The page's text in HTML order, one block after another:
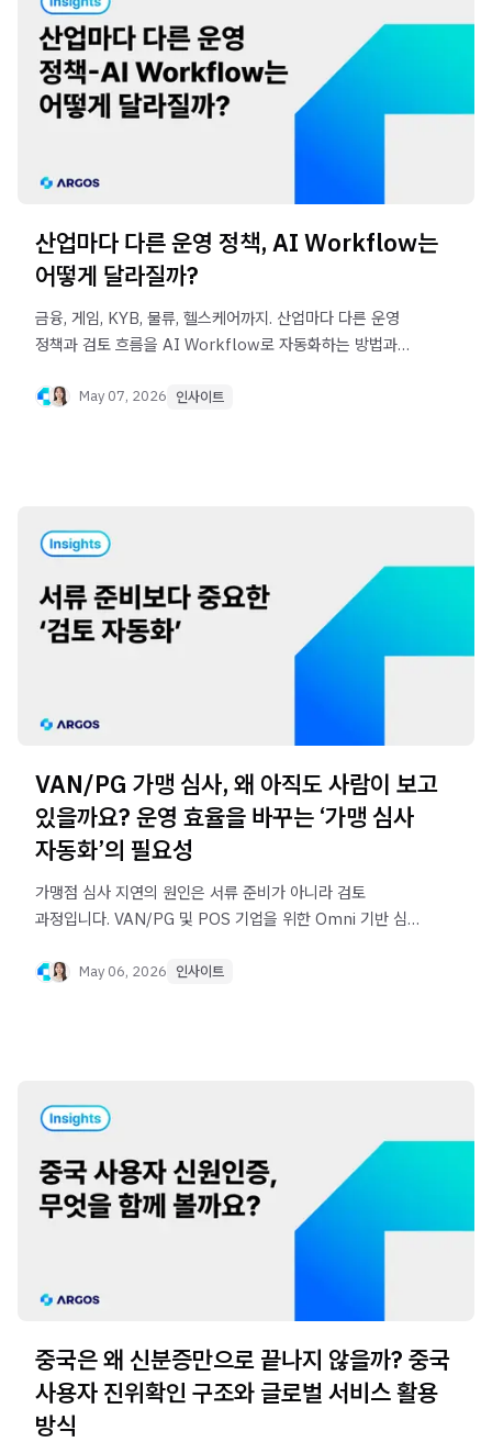
산업마다 다른 운영 정책, AI Workflow는
어떻게 달라질까?
금융, 게임, KYB, 물류, 헬스케어까지. 산업마다 다른 운영
정책과 검토 흐름을 AI Workflow로 자동화하는 방법과
May 07, 2026 인사이트
VAN/PG 가맹 심사, 왜 아직도 사람이 보고
있을까요? 운영 효율을 바꾸는 ‘가맹 심사
자동화’의 필요성
가맹점 심사 지연의 원인은 서류 준비가 아니라 검토
과정입니다. VAN/PG 및 POS 기업을 위한 Omni 기반 심사
May 06, 2026 인사이트
중국은 왜 신분증만으로 끝나지 않을까? 중국
사용자 진위확인 구조와 글로벌 서비스 활용
방식